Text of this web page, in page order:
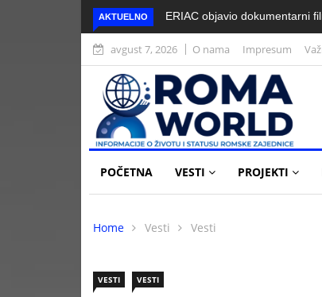
AKTUELNO ERIAC objavio dokumentarni
avgust 7, 2026 O nama Impresum
POČETNA VESTI PROJEKTI
Home Vesti Vesti
VESTI VESTI